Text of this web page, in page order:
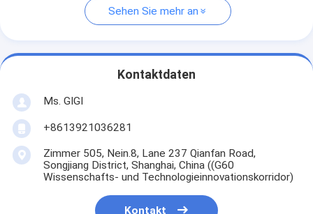
Sehen Sie mehr an
Kontaktdaten
Ms. GIGI
+8613921036281
Zimmer 505, Nein.8, Lane 237 Qianfan Road,
Songjiang District, Shanghai, China ((G60
Wissenschafts- und Technologieinnovationskorridor)
Kontakt